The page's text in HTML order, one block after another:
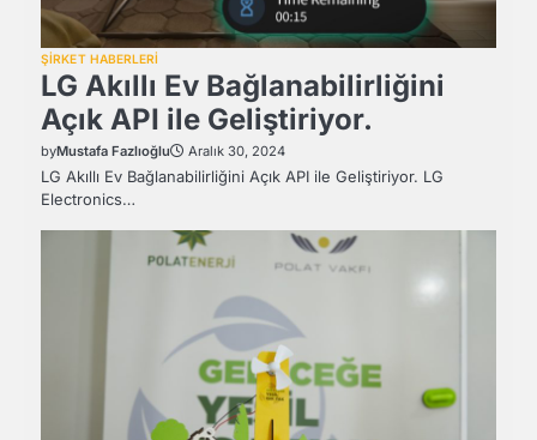
ŞİRKET HABERLERİ
LG Akıllı Ev Bağlanabilirliğini
Açık API ile Geliştiriyor.
byMustafa Fazlıoğlu Aralık 30, 2024
LG Akıllı Ev Bağlanabilirliğini Açık API ile Geliştiriyor. LG
Electronics…